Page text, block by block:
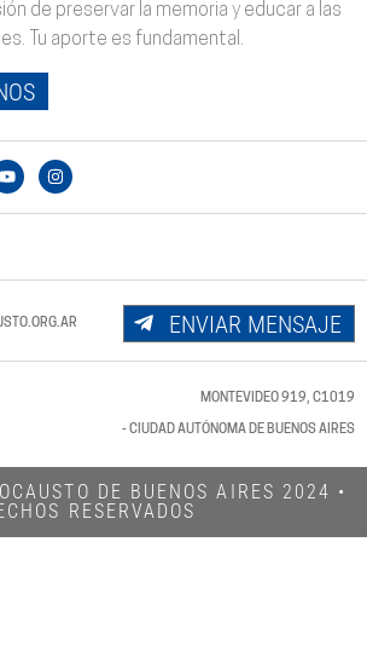
de preservar la memoria y educar a las
Tu aporte es fundamental.
ENVIAR MENSAJE
MONTEVIDEO 919, C1019
- CIUDAD AUTÓNOMA DE BUENOS AIRES
DE BUENOS AIRES 2024​ •
RESERVADOS